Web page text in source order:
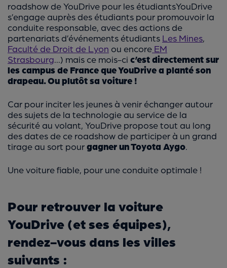
roadshow de YouDrive pour les étudiantsYouDrive
s’engage auprès des étudiants pour promouvoir la
conduite responsable, avec des actions de
partenariats d’événements étudiants Les Mines,
Faculté de Droit de Lyon ou encore EM
Strasbourg...) mais ce mois-ci c’est directement sur
les campus de France que YouDrive a planté son
drapeau. Ou plutôt sa voiture !
Car pour inciter les jeunes à venir échanger autour
des sujets de la technologie au service de la
sécurité au volant, YouDrive propose tout au long
des dates de ce roadshow de participer à un grand
tirage au sort pourgagner un Toyota Aygo.
Une voiture fiable, pour une conduite optimale !
Pour retrouver la voiture
YouDrive (et ses équipes),
rendez-vous dans les villes
suivants :